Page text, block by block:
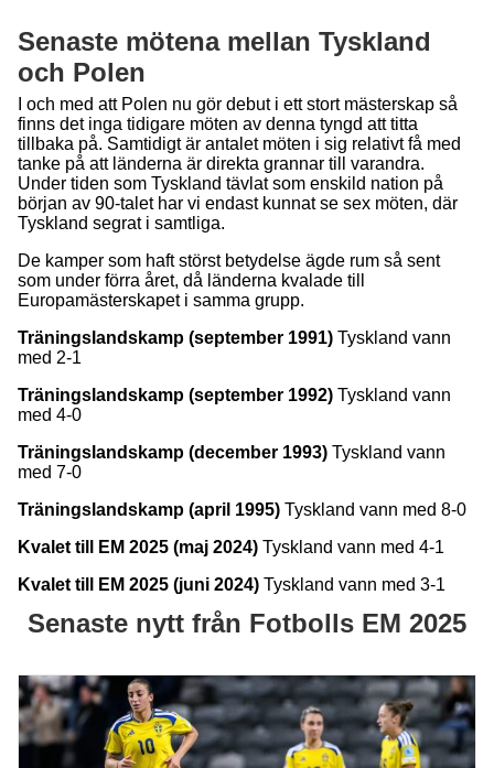
Senaste mötena mellan Tyskland
och Polen
I och med att Polen nu gör debut i ett stort mästerskap så
finns det inga tidigare möten av denna tyngd att titta
tillbaka på. Samtidigt är antalet möten i sig relativt få med
tanke på att länderna är direkta grannar till varandra.
Under tiden som Tyskland tävlat som enskild nation på
början av 90-talet har vi endast kunnat se sex möten, där
Tyskland segrat i samtliga.
De kamper som haft störst betydelse ägde rum så sent
som under förra året, då länderna kvalade till
Europamästerskapet i samma grupp.
Träningslandskamp (september 1991)Tyskland vann
med 2-1
Träningslandskamp (september 1992)Tyskland vann
med 4-0
Träningslandskamp (december 1993)Tyskland vann
med 7-0
Träningslandskamp (april 1995)Tyskland vann med 8-0
Kvalet till EM 2025 (maj 2024)Tyskland vann med 4-1
Kvalet till EM 2025 (juni 2024)Tyskland vann med 3-1
Senaste nytt från Fotbolls EM 2025